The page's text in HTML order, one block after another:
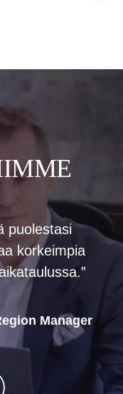
puolestasi
korkeimpia
Manager